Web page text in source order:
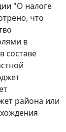
"О налоге
что
в
составе
района или